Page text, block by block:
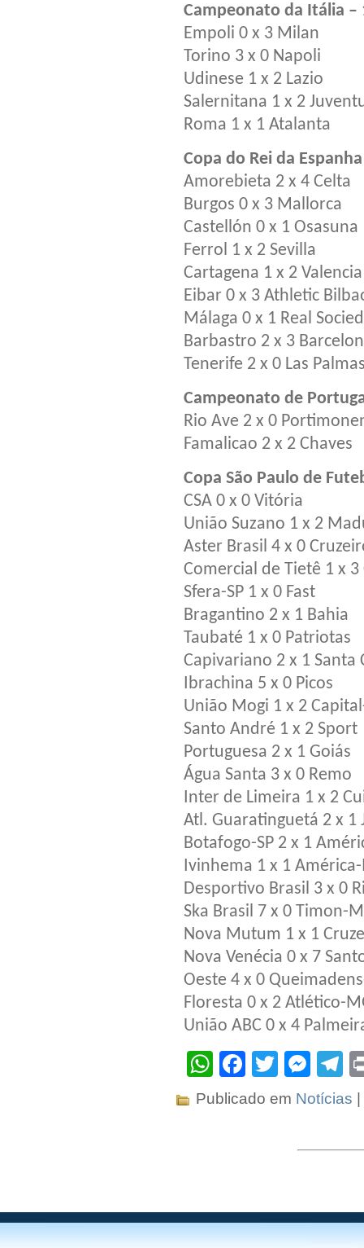
Campeonato da Itália –
Empoli 0 x 3 Milan
Torino 3 x 0 Napoli
Udinese 1 x 2 Lazio
Salernitana 1 x 2
Roma 1 x 1 Atalanta
Copa do Rei da
Amorebieta 2 x 4 Celta
Burgos 0 x 3 Mallorca
Castellón 0 x 1 Osasuna
Ferrol 1 x 2 Sevilla
Cartagena 1 x 2 Valencia
Eibar 0 x 3 Athletic
Málaga 0 x 1 Real
Barbastro 2 x 3
Tenerife 2 x 0 Las
Campeonato de
Rio Ave 2 x 0
Famalicao 2 x 2 Chaves
Copa São Paulo de
CSA 0 x 0 Vitória
União Suzano 1 x 2
Aster Brasil 4 x 0
Comercial de Tietê 1 x 3
Sfera-SP 1 x 0 Fast
Bragantino 2 x 1 Bahia
Taubaté 1 x 0 Patriotas
Capivariano 2 x 1 Santa
Ibrachina 5 x 0 Picos
União Mogi 1 x 2
Santo André 1 x 2 Sport
Portuguesa 2 x 1 Goiás
Água Santa 3 x 0 Remo
Inter de Limeira 1 x 2
Atl. Guaratinguetá 2 x 1
Botafogo-SP 2 x 1
Ivinhema 1 x 1
Desportivo Brasil 3 x 0
Ska Brasil 7 x 0 Timon-
Nova Mutum 1 x 1
Nova Venécia 0 x 7
Oeste 4 x 0
Floresta 0 x 2 Atlético-
União ABC 0 x 4
WhatsApp
Facebook
Twitter
Publicado em Notícias |